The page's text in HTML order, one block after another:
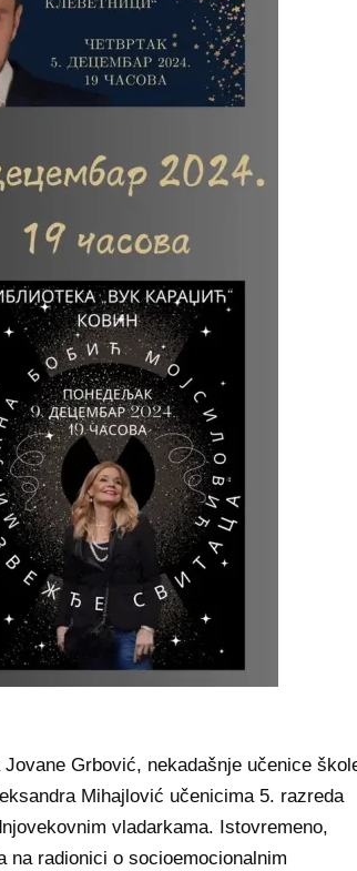
Grbović, nekadašnje učenice
Mihajlović učenicima 5. razreda
vladarkama. Istovremeno,
radionici o socioemocionalnim